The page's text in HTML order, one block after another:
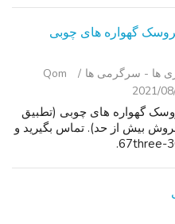
گهواره های چوبی
ها - سرگرمی ‌ها
Qom
2021/
گهواره های چوبی (تطبیق
بیش از حد). تماس بگیرید و